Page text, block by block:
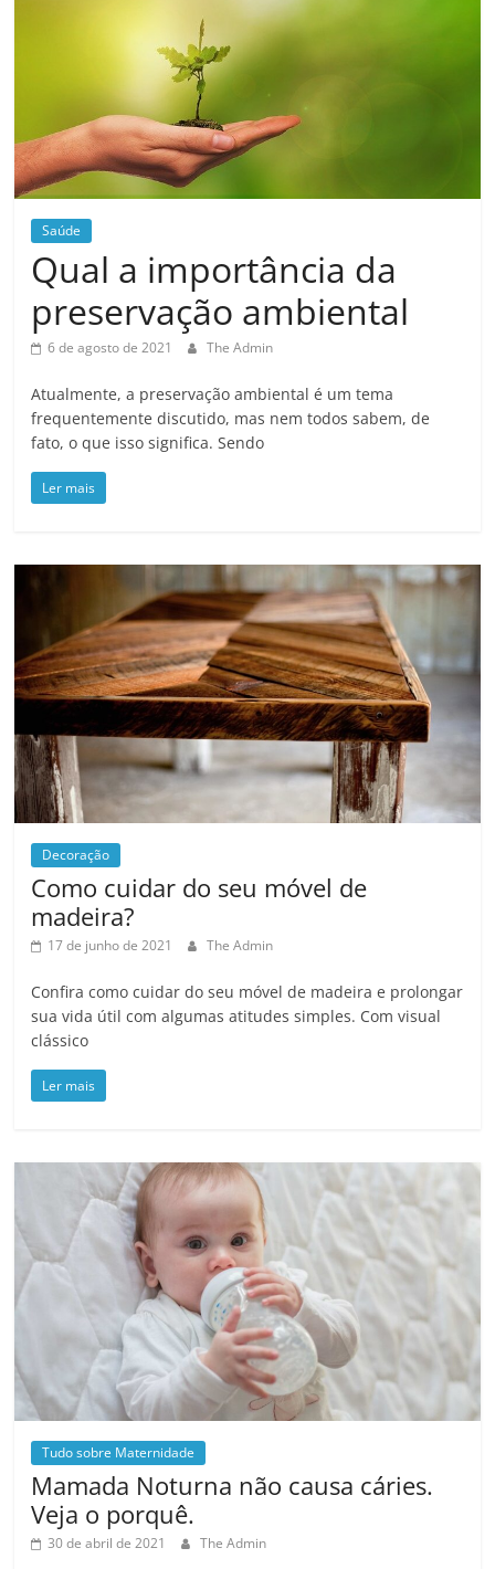
Saúde
Qual a importância da
preservação ambiental
6 de agosto de 2021 The Admin
Atualmente, a preservação ambiental é um tema
frequentemente discutido, mas nem todos sabem, de
fato, o que isso significa. Sendo
Ler mais
Decoração
Como cuidar do seu móvel de
madeira?
17 de junho de 2021 The Admin
Confira como cuidar do seu móvel de madeira e prolongar
sua vida útil com algumas atitudes simples. Com visual
clássico
Ler mais
Tudo sobre Maternidade
Mamada Noturna não causa cáries.
Veja o porquê.
30 de abril de 2021 The Admin